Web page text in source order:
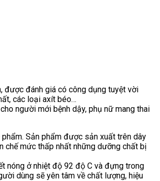
được đánh giá có công dụng tuyệt vời
các loại axít béo…
người mới bệnh dậy, phụ nữ mang thai
Sản phẩm được sản xuất trên dây
chế mức thấp nhất những dưỡng chất bị
nóng ở nhiệt độ 92 độ C và đựng trong
dùng sẽ yên tâm về chất lượng, hiệu